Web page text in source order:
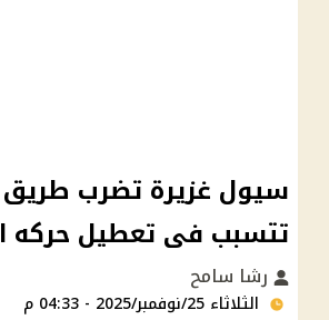
سيول غزيرة تضرب طريق
تتسبب فى تعطيل حركه
رشا سامح
الثلاثاء 25/نوفمبر/2025 - 04:33 م